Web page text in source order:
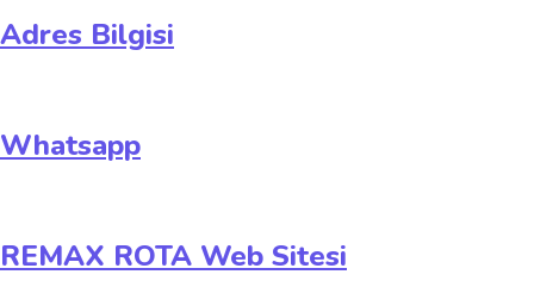
Adres Bilgisi
Whatsapp
REMAX ROTA Web Sitesi